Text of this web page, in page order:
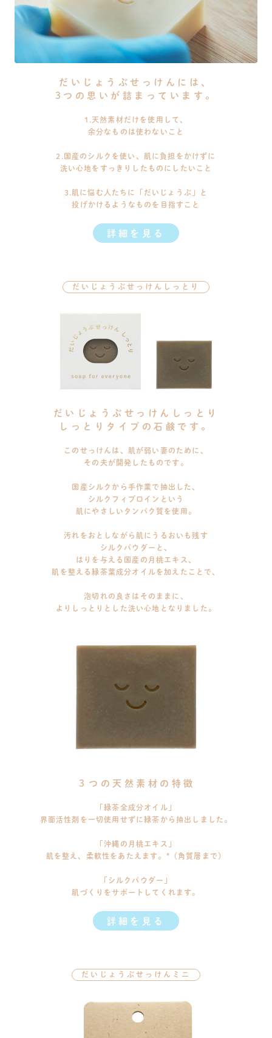
だいじょうぶせっけんには、
3つの思いが詰まっています。
1.天然素材だけを使用して、
余分なものは使わないこと
2.国産のシルクを使い、肌に負担をかけずに
洗い心地をすっきりしたものにしたいこと
3.肌に悩む人たちに「だいじょうぶ」と
投げかけるようなものを目指すこと
詳細を見る
だいじょうぶせっけんしっとり
だいじょうぶせっけんしっとり
しっとりタイプの石鹸です。
このせっけんは、肌が弱い妻のために、
その夫が開発したものです。
国産シルクから手作業で抽出した、
シルクフィブロインという
肌にやさしいタンパク質を使用。
汚れをおとしながら肌にうるおいも残す
シルクパウダーと、
はりを与える国産の月桃エキス、
肌を整える緑茶葉成分オイルを加えたことで、
泡切れの良さはそのままに、
よりしっとりとした洗い心地となりました。
３つの天然素材の特徴
「緑茶全成分オイル」
界面活性剤を一切使用せずに緑茶から抽出しました。
「沖縄の月桃エキス」
肌を整え、柔軟性をあたえます。*（角質層まで）
「シルクパウダー」
肌づくりをサポートしてくれます。
詳細を見る
だいじょうぶせっけんミニ